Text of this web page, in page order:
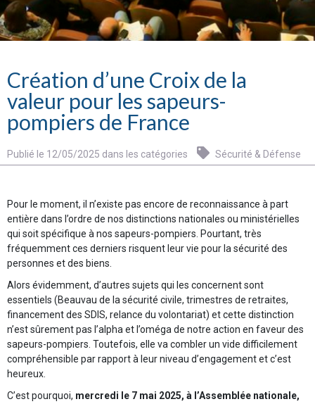
Création d’une Croix de la
valeur pour les sapeurs-
pompiers de France
Publié le 12/05/2025 dans les catégories Sécurité & Défense
Pour le moment, il n’existe pas encore de reconnaissance à part
entière dans l’ordre de nos distinctions nationales ou ministérielles
qui soit spécifique à nos sapeurs-pompiers. Pourtant, très
fréquemment ces derniers risquent leur vie pour la sécurité des
personnes et des biens.
Alors évidemment, d’autres sujets qui les concernent sont
essentiels (Beauvau de la sécurité civile, trimestres de retraites,
financement des SDIS, relance du volontariat) et cette distinction
n’est sûrement pas l’alpha et l’oméga de notre action en faveur des
sapeurs-pompiers. Toutefois, elle va combler un vide difficilement
compréhensible par rapport à leur niveau d’engagement et c’est
heureux.
C’est pourquoi, mercredi le 7 mai 2025, à l’Assemblée nationale,